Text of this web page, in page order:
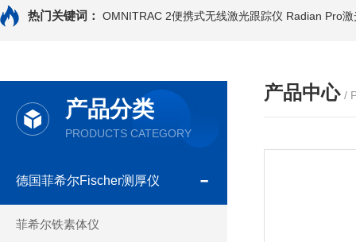
热门关键词： OMNITRAC 2便携式无线激光跟踪仪 Radian Pro
产品分类
PRODUCTS CATEGORY
德国菲希尔Fischer测厚仪
菲希尔铁素体仪
产品中心 /